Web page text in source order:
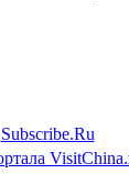
Subscribe.Ru